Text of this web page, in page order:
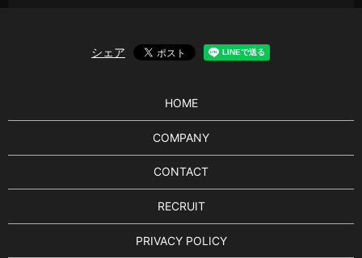
シェア
HOME
COMPANY
CONTACT
RECRUIT
PRIVACY POLICY